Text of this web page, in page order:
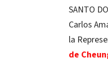
SANTO
Carlos
la
de